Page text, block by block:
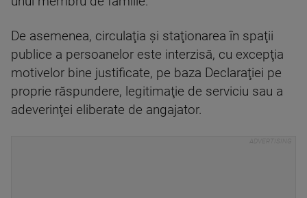
De asemenea, circulaţia şi staţionarea în spaţii
publice a persoanelor este interzisă, cu excepţia
motivelor bine justificate, pe baza Declaraţiei pe
proprie răspundere, legitimaţie de serviciu sau a
adeverinţei eliberate de angajator.